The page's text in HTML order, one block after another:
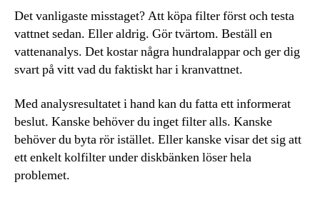
Det vanligaste misstaget? Att köpa filter först och testa
vattnet sedan. Eller aldrig. Gör tvärtom. Beställ en
vattenanalys. Det kostar några hundralappar och ger dig
svart på vitt vad du faktiskt har i kranvattnet.
Med analysresultatet i hand kan du fatta ett informerat
beslut. Kanske behöver du inget filter alls. Kanske
behöver du byta rör istället. Eller kanske visar det sig att
ett enkelt kolfilter under diskbänken löser hela
problemet.